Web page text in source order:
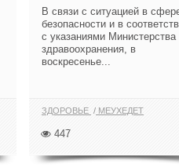
В связи с ситуацией в
безопасности и в
с указаниями Министерства
здравоохранения, в
воскресенье...
ЗДОРОВЬЕ МЕУХЕДЕТ
447